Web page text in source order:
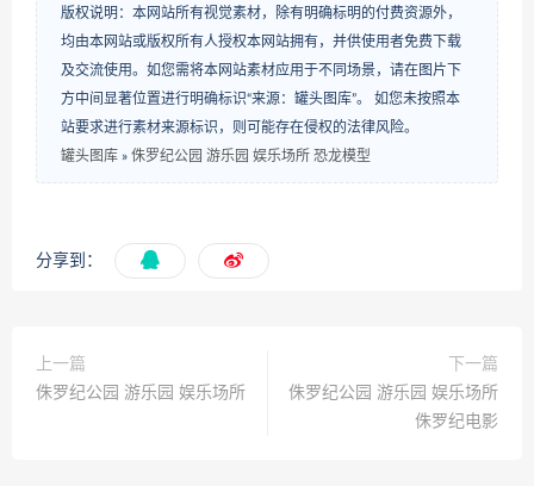
版权说明：本网站所有视觉素材，除有明确标明的付费资源外，
均由本网站或版权所有人授权本网站拥有，并供使用者免费下载
及交流使用。如您需将本网站素材应用于不同场景，请在图片下
方中间显著位置进行明确标识“来源：罐头图库”。 如您未按照本
站要求进行素材来源标识，则可能存在侵权的法律风险。
罐头图库 » 侏罗纪公园 游乐园 娱乐场所 恐龙模型
分享到：
上一篇
侏罗纪公园 游乐园 娱乐场所
下一篇
侏罗纪公园 游乐园 娱乐场所
侏罗纪电影